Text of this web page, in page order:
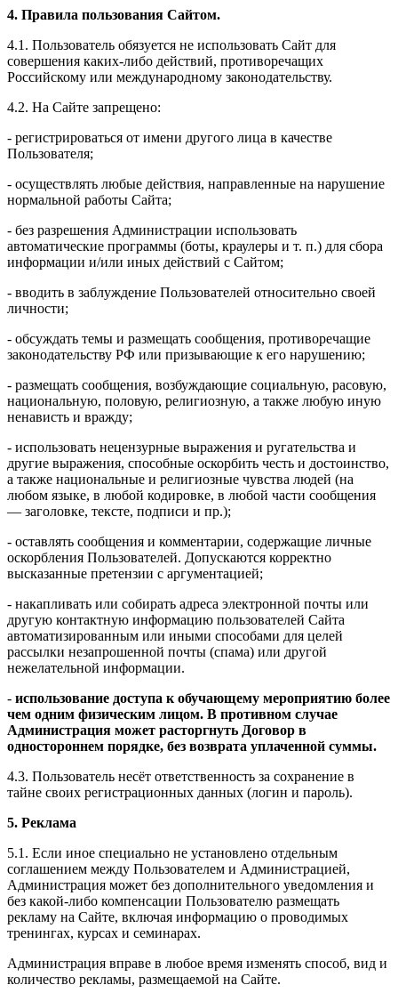
4. Правила пользования Сайтом.
4.1. Пользователь обязуется не использовать Сайт для
совершения каких-либо действий, противоречащих
Российскому или международному законодательству.
4.2. На Сайте запрещено:
- регистрироваться от имени другого лица в качестве
Пользователя;
- осуществлять любые действия, направленные на нарушение
нормальной работы Сайта;
- без разрешения Администрации использовать
автоматические программы (боты, краулеры и т. п.) для сбора
информации и/или иных действий с Сайтом;
- вводить в заблуждение Пользователей относительно своей
личности;
- обсуждать темы и размещать сообщения, противоречащие
законодательству РФ или призывающие к его нарушению;
- размещать сообщения, возбуждающие социальную, расовую,
национальную, половую, религиозную, а также любую иную
ненависть и вражду;
- использовать нецензурные выражения и ругательства и
другие выражения, способные оскорбить честь и достоинство,
а также национальные и религиозные чувства людей (на
любом языке, в любой кодировке, в любой части сообщения
— заголовке, тексте, подписи и пр.);
- оставлять сообщения и комментарии, содержащие личные
оскорбления Пользователей. Допускаются корректно
высказанные претензии с аргументацией;
- накапливать или собирать адреса электронной почты или
другую контактную информацию пользователей Сайта
автоматизированным или иными способами для целей
рассылки незапрошенной почты (спама) или другой
нежелательной информации.
- использование доступа к обучающему мероприятию более
чем одним физическим лицом. В противном случае
Администрация может расторгнуть Договор в
одностороннем порядке, без возврата уплаченной суммы.
4.3. Пользователь несёт ответственность за сохранение в
тайне своих регистрационных данных (логин и пароль).
5. Реклама
5.1. Если иное специально не установлено отдельным
соглашением между Пользователем и Администрацией,
Администрация может без дополнительного уведомления и
без какой-либо компенсации Пользователю размещать
рекламу на Сайте, включая информацию о проводимых
тренингах, курсах и семинарах.
Администрация вправе в любое время изменять способ, вид и
количество рекламы, размещаемой на Сайте.